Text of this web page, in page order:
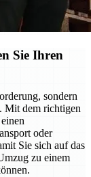
Sie Ihren
sondern
Mit dem richtigen
oder
Sie sich auf das
zu einem